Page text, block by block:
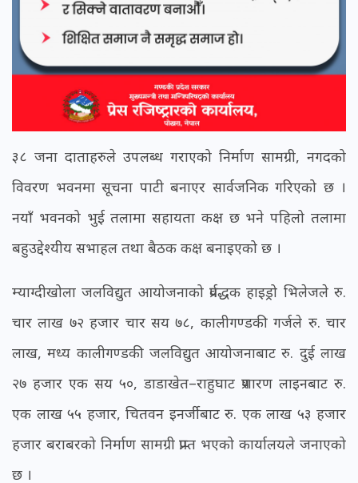
३८ जना दाताहरुले उपलब्ध गराएको निर्माण सामग्री, नगदको
विवरण भवनमा सूचना पाटी बनाएर सार्वजनिक गरिएको छ ।
नयाँ भवनको भुई तलामा सहायता कक्ष छ भने पहिलो तलामा
बहुउद्देश्यीय सभाहल तथा बैठक कक्ष बनाइएको छ ।
म्याग्दीखोला जलविद्युत आयोजनाको प्रर्वद्धक हाइड्रो भिलेजले रु.
चार लाख ७२ हजार चार सय ७८, कालीगण्डकी गर्जले रु. चार
लाख, मध्य कालीगण्डकी जलविद्युत आयोजनाबाट रु. दुई लाख
२७ हजार एक सय ५०, डाडाखेत–राहुघाट प्रशारण लाइनबाट रु.
एक लाख ५५ हजार, चितवन इनर्जीबाट रु. एक लाख ५३ हजार
हजार बराबरको निर्माण सामग्री प्राप्त भएको कार्यालयले जनाएको
छ ।